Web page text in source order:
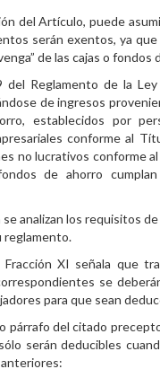
del Artículo, puede
serán exentos, ya
de las cajas o fondos
del Reglamento de la
de ingresos
establecidos por
conforme al
no lucrativos conforme
de ahorro
analizan los requisitos
reglamento.
XI señala que
se
para que sean
párrafo del citado
serán deducibles